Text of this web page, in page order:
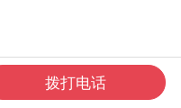
拨打电话